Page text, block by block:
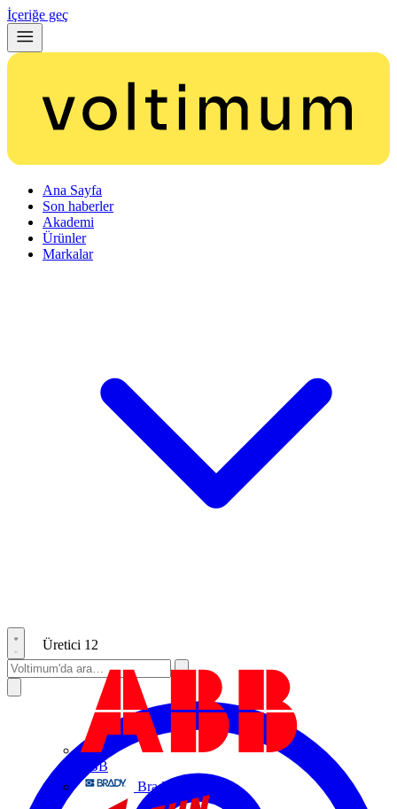
İçeriğe geç
Ana Sayfa
Son haberler
Akademi
Ürünler
Markalar
Üretici 12
ABB
Brady